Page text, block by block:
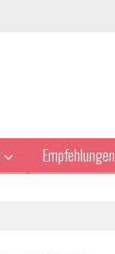
Empfehlungen